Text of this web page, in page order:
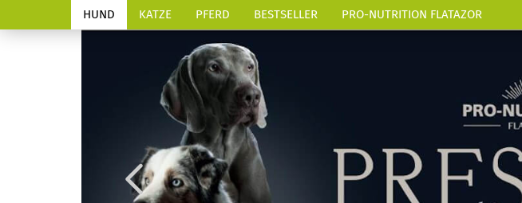
HUND KATZE PFERD BESTSELLER PRO-NUTRITION FLATAZOR